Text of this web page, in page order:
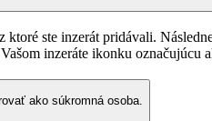
ste inzerát pridávali.
inzeráte ikonku označujúcu
ako súkromná osoba.